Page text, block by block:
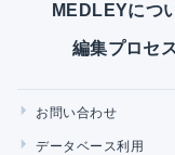
MEDLEYにつ
編集プロセ
お問い合わせ
データベース利用